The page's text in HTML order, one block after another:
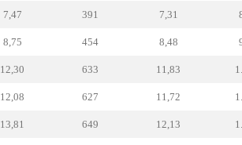
7,47 391 7,31
8,75 454 8,48
12,30 633 11,83
12,08 627 11,72
13,81 649 12,13